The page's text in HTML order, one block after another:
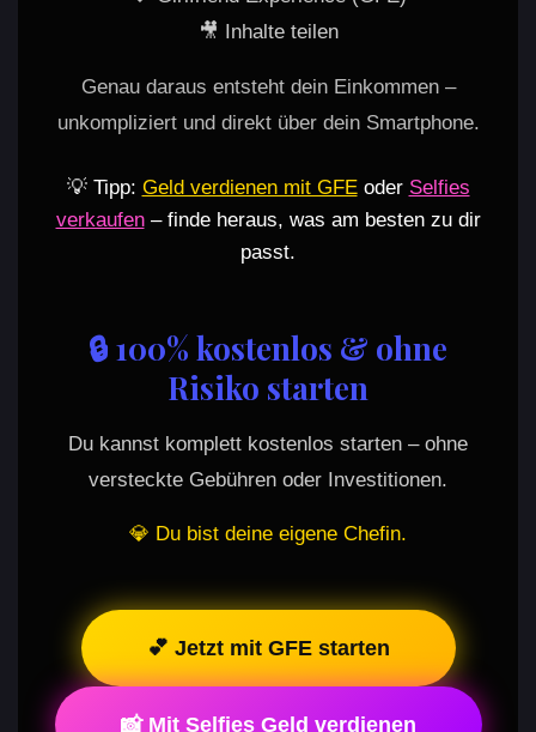
🎥 Inhalte teilen
Genau daraus entsteht dein Einkommen –
unkompliziert und direkt über dein Smartphone.
💡 Tipp: Geld verdienen mit GFEoder Selfies
verkaufen– finde heraus, was am besten zu dir
passt.
🔒 100% kostenlos & ohne
Risiko starten
Du kannst komplett kostenlos starten – ohne
versteckte Gebühren oder Investitionen.
💎 Du bist deine eigene Chefin.
💕 Jetzt mit GFE starten
📸 Mit Selfies Geld verdienen